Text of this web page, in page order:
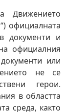
Движението
официалната
документи и
официалния
или
не се
герои.
в областта
среда, както